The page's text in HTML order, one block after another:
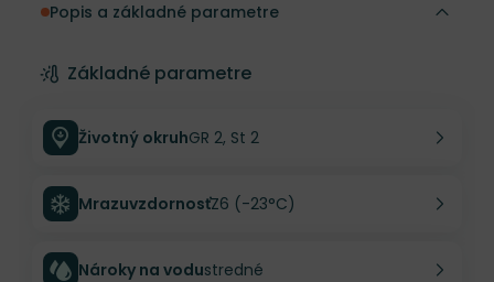
Popis a základné parametre
Základné parametre
Životný okruhGR 2, St 2
MrazuvzdornosťZ6 (-23°C)
Nároky na vodustredné